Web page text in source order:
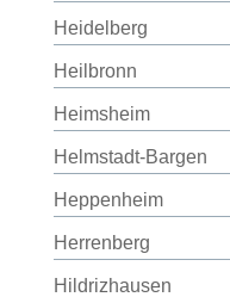
Heidelberg
Heilbronn
Heimsheim
Helmstadt-Bargen
Heppenheim
Herrenberg
Hildrizhausen